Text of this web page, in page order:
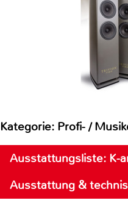
Kategorie: Profi- /
Ausstattungsliste: K-
Ausstattung &